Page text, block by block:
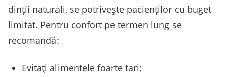
dinții naturali, se potrivește pacienților cu buget
limitat. Pentru confort pe termen lung se
recomandă:
Evitați alimentele foarte tari;